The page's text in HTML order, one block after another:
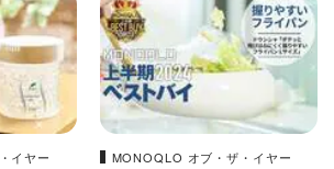
イヤー MONOQLO オブ・ザ・イヤー